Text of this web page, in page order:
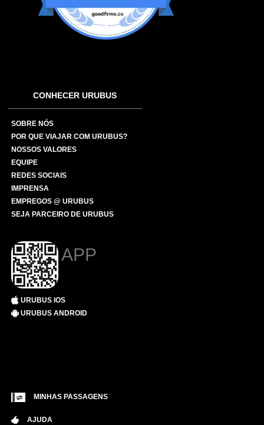
CONHECER URUBUS
SOBRE NÓS
POR QUE VIAJAR COM URUBUS?
NOSSOS VALORES
EQUIPE
REDES SOCIAIS
IMPRENSA
EMPREGOS @ URUBUS
SEJA PARCEIRO DE URUBUS
APP
URUBUS IOS
URUBUS ANDROID
MINHAS PASSAGENS
AJUDA